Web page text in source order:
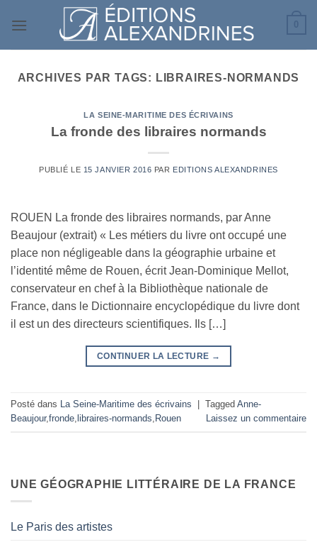
ARCHIVES PAR TAGS: LIBRAIRES-NORMANDS
LA SEINE-MARITIME DES ÉCRIVAINS
La fronde des libraires normands
PUBLIÉ LE 15 JANVIER 2016 PAR EDITIONS ALEXANDRINES
ROUEN La fronde des libraires normands, par Anne
Beaujour (extrait) « Les métiers du livre ont occupé une
place non négligeable dans la géographie urbaine et
l’identité même de Rouen, écrit Jean-Dominique Mellot,
conservateur en chef à la Bibliothèque nationale de
France, dans le Dictionnaire encyclopédique du livre dont
il est un des directeurs scientifiques. Ils […]
CONTINUER LA LECTURE →
Posté dans La Seine-Maritime des écrivains Tagged Anne-
Beaujour, fronde libraires-normands Rouen Laissez un commentaire
UNE GÉOGRAPHIE LITTÉRAIRE DE LA FRANCE
Le Paris des artistes